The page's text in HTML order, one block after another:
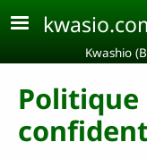
Aller au contenu
Kwashio
Politique